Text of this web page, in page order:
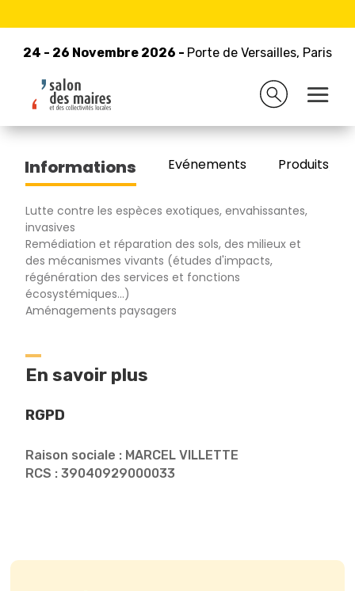
24 - 26 Novembre 2026 - Porte de Versailles, Paris
24 - 26 Novembre 2026 - Porte de Versailles, Paris
Retour à la liste des exposants
MARCEL VILLETTE
Informations Evénements Produits/
Lutte contre les espèces exotiques, envahissantes,
invasives
Remédiation et réparation des sols, des milieux et
des mécanismes vivants (études d'impacts,
régénération des services et fonctions
écosystémiques...)
Aménagements paysagers
En savoir plus
RGPD
Raison sociale : MARCEL VILLETTE
RCS : 39040929000033